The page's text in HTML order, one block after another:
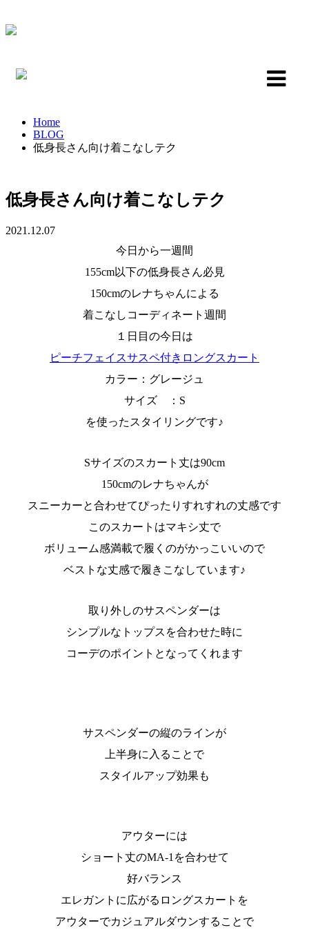
Home
BLOG
低身長さん向け着こなしテク
低身長さん向け着こなしテク
2021.12.07
今日から一週間
155cm以下の低身長さん必見
150cmのレナちゃんによる
着こなしコーディネート週間
１日目の今日は
ピーチフェイスサスペ付きロングスカート
カラー：グレージュ
サイズ ：S
を使ったスタイリングです♪
Sサイズのスカート丈は90cm
150cmのレナちゃんが
スニーカーと合わせてぴったりすれすれの丈感です
このスカートはマキシ丈で
ボリューム感満載で履くのがかっこいいので
ベストな丈感で履きこなしています♪
取り外しのサスペンダーは
シンプルなトップスを合わせた時に
コーデのポイントとなってくれます
サスペンダーの縦のラインが
上半身に入ることで
スタイルアップ効果も
アウターには
ショート丈のMA-1を合わせて
好バランス
エレガントに広がるロングスカートを
アウターでカジュアルダウンすることで